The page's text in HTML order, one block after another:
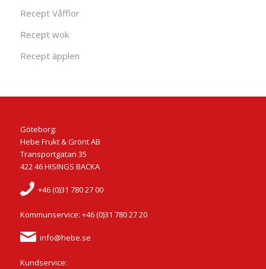
Recept Våfflor
Recept wok
Recept äpplen
Göteborg:
Hebe Frukt & Grönt AB
Transportgatan 35
422 46 HISINGS BACKA
+46 (0)31 780 27 00
Kommunservice: +46 (0)31 780 27 20
info@hebe.se
Kundservice: